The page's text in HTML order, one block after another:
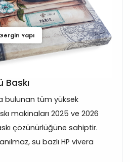
Yapı
bulunan tüm yüksek
makinaları 2025 ve 2026
çözünürlüğüne sahiptir.
su bazlı HP vivera